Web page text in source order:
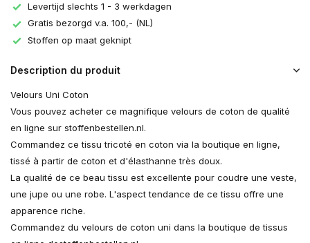
Levertijd slechts 1 - 3 werkdagen
Gratis bezorgd v.a. 100,- (NL)
Stoffen op maat geknipt
Description du produit
Velours Uni Coton
Vous pouvez acheter ce magnifique velours de coton de qualité
en ligne sur stoffenbestellen.nl.
Commandez ce tissu tricoté en coton via la boutique en ligne,
tissé à partir de coton et d'élasthanne très doux.
La qualité de ce beau tissu est excellente pour coudre une veste,
une jupe ou une robe. L'aspect tendance de ce tissu offre une
apparence riche.
Commandez du velours de coton uni dans la boutique de tissus